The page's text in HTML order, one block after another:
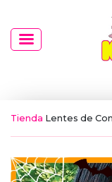
Tienda Lentes de